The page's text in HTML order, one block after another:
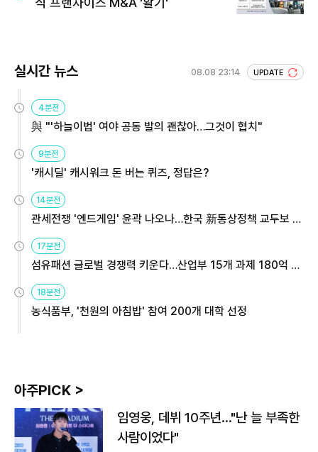
실시간 뉴스 08.08 23:14 UPDATE
4분전
與 "'하늘이법' 여야 공동 발의 괜찮아…그것이 협치"
9분전
'캐시딜' 캐시워크 돈 버는 퀴즈, 정답은?
14분전
관세전쟁 '엔드게임' 윤곽 나오나…한국 新통상정책 교두보 활
용해야
17분전
섬유패션 글로벌 경쟁력 키운다…산업부 15개 과제 180억 지
원
18분전
농식품부, '천원의 아침밥' 참여 200개 대학 선정
아주PICK >
임영웅, 데뷔 10주년…"난 늘 부족한
사람이었다"